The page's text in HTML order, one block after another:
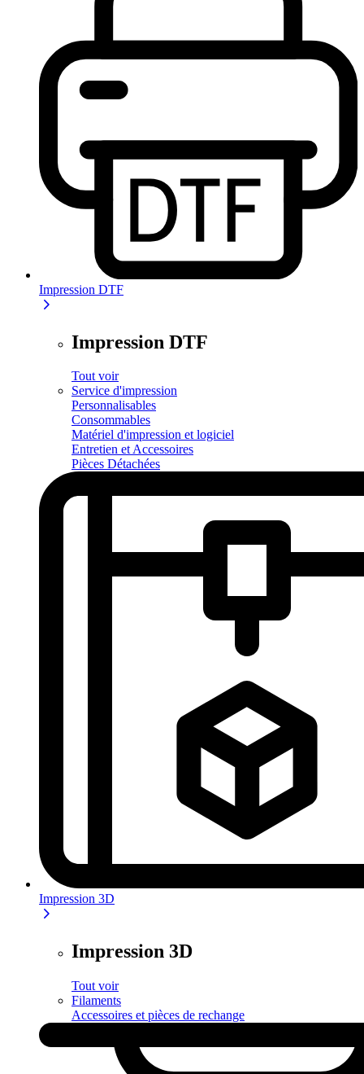
Impression DTF
Impression DTF
Tout voir
Service d'impression
Personnalisables
Consommables
Matériel d'impression et logiciel
Entretien et Accessoires
Pièces Détachées
Impression 3D
Impression 3D
Tout voir
Filaments
Accessoires et pièces de rechange